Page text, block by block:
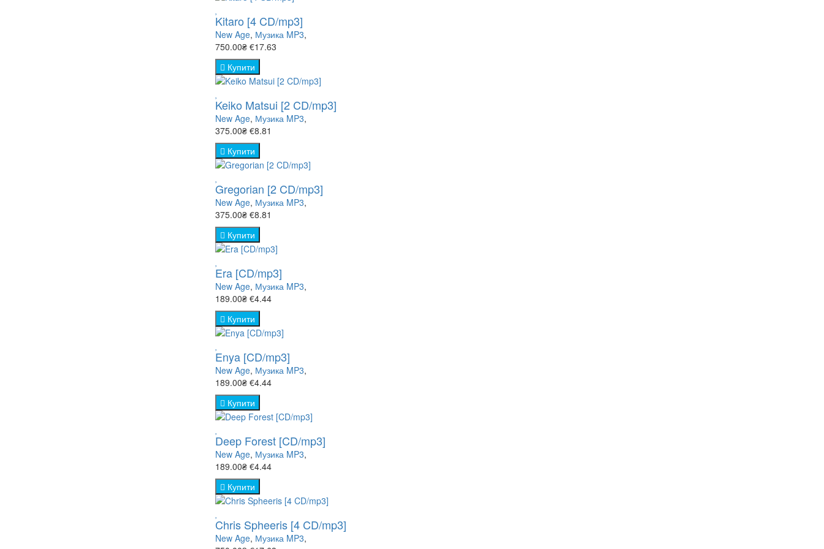
- Світ тварин (66)
- Наука (76)
- Спорт (8)
- ТВ шоу (95)
Kitaro [4 CD/mp3]
New Age, Музика MP3,
750.00₴ €17.63
Купити
Keiko Matsui [2 CD/mp3]
New Age, Музика MP3,
375.00₴ €8.81
Купити
Gregorian [2 CD/mp3]
New Age, Музика MP3,
375.00₴ €8.81
Купити
Era [CD/mp3]
New Age, Музика MP3,
189.00₴ €4.44
Купити
Enya [CD/mp3]
New Age, Музика MP3,
189.00₴ €4.44
Купити
Deep Forest [CD/mp3]
New Age, Музика MP3,
189.00₴ €4.44
Купити
Chris Spheeris [4 CD/mp3]
New Age, Музика MP3,